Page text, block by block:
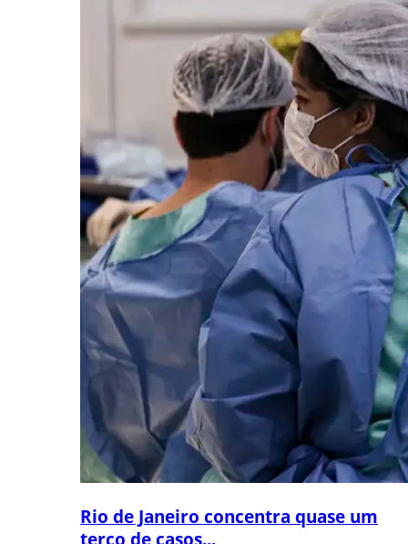
Rio de Janeiro concentra quase um
terço de casos...